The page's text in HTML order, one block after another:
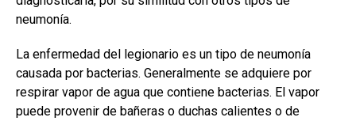
neumonía.
La enfermedad del legionario es un tipo de neumonía
causada por bacterias. Generalmente se adquiere por
respirar vapor de agua que contiene bacterias. El vapor
puede provenir de bañeras o duchas calientes o de